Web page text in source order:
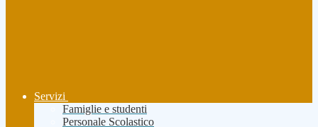
Servizi
Famiglie e studenti
Personale Scolastico